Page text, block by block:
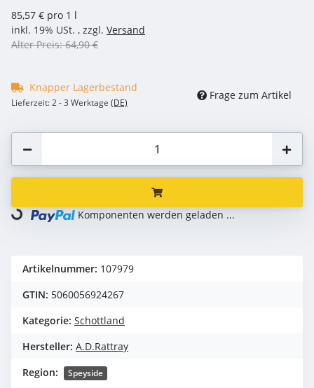
85,57 € pro 1 l
inkl. 19% USt. , zzgl. Versand
Alter Preis: 64,90 €
Knapper Lagerbestand
Lieferzeit:2 - 3 Werktage (DE)
Frage zum Artikel
Loading... Komponenten werden geladen ...
Artikelnummer: 107979
GTIN: 5060056924267
Kategorie: Schottland
Hersteller: A.D.Rattray
Region:
Speyside